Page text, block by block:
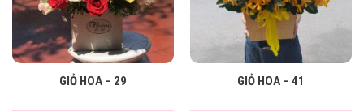
GIỎ HOA – 29 GIỎ HOA – 41